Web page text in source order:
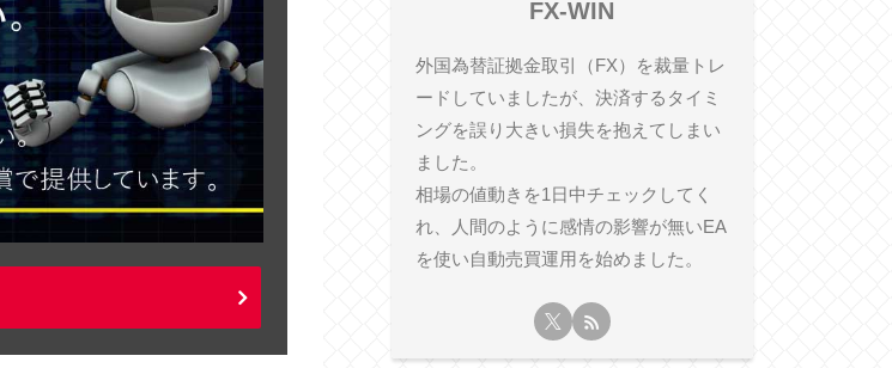
FX-WIN
外国為替証拠金取引（FX）を裁量トレ
ードしていましたが、決済するタイミ
ングを誤り大きい損失を抱えてしまい
ました。
相​場の値動きを1日中チェックしてく
れ、人間のように感情の影響が無いEA
を使い自動売買運用を始めました。